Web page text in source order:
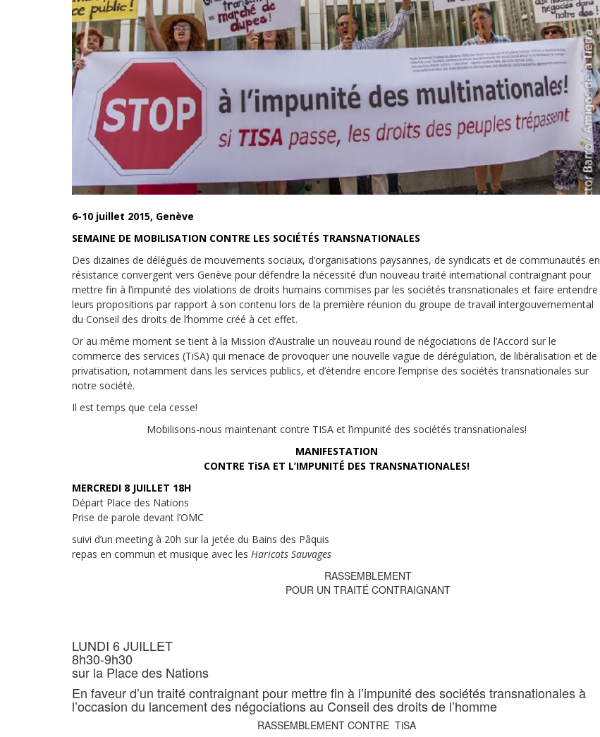
Droit au
développement
Par pays Argentine
Bolivie
Brésil
Chili
Colombie
Equateur
Espagne
France
Guatemala
Haïti
Nigeria
Palestine
Venezuela
Conférences
Archives à
Cahiers critiques
Diffusion librairies
6-10 juillet 2015, Genève
SEMAINE DE MOBILISATION CONTRE LES SOCIÉTÉS TRANSNATIONALES
Des dizaines de délégués de mouvements sociaux, d’organisations paysannes, de syndicats et de communautés en
résistance convergent vers Genève pour défendre la nécessité d’un nouveau traité international contraignant pour
mettre fin à l’impunité des violations de droits humains commises par les sociétés transnationales et faire entendre
leurs propositions par rapport à son contenu lors de la première réunion du groupe de travail intergouvernemental
du Conseil des droits de l’homme créé à cet effet.
Or au même moment se tient à la Mission d’Australie un nouveau round de négociations de l’Accord sur le
commerce des services (TiSA) qui menace de provoquer une nouvelle vague de dérégulation, de libéralisation et de
privatisation, notamment dans les services publics, et d’étendre encore l’emprise des sociétés transnationales sur
notre société.
Il est temps que cela cesse!
Mobilisons-nous maintenant contre TISA et l’impunité des sociétés transnationales!
MANIFESTATION
CONTRE TiSA ET L’IMPUNITÉ DES TRANSNATIONALES!
MERCREDI 8 JUILLET 18H
Départ Place des Nations
Prise de parole devant l’OMC
suivi d’un meeting à 20h sur la jetée du Bains des Pâquis
repas en commun et musique avec les Haricots Sauvages
RASSEMBLEMENT
POUR UN TRAITÉ CONTRAIGNANT
LUNDI 6 JUILLET
8h30-9h30
sur la Place des Nations
En faveur d’un traité contraignant pour mettre fin à l’impunité des sociétés transnationales à
l’occasion du lancement des négociations au Conseil des droits de l’homme
RASSEMBLEMENT CONTRE TiSA